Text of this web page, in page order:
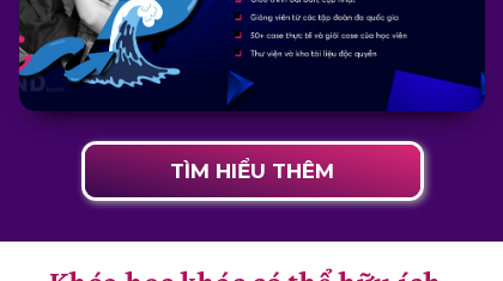
TÌM HIỂU THÊM